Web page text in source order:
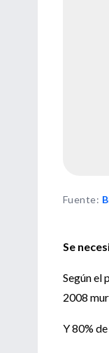
Fuente:
Se
Según el
2008
Y 80%